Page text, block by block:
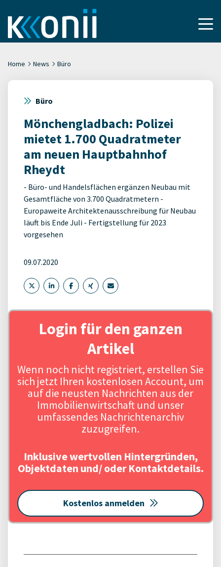
Home News Büro
Büro
Mönchengladbach: Polizei
mietet 1.700 Quadratmeter
am neuen Hauptbahnhof
Rheydt
- Büro- und Handelsflächen ergänzen Neubau mit
Gesamtfläche von 3.700 Quadratmetern -
Europaweite Architektenausschreibung für Neubau
läuft bis Ende Juli - Fertigstellung für 2023
vorgesehen
09.07.2020
Login für den ganzen
Artikel
Wenn noch nicht registriert, erstellen Sie
sich jetzt Ihren kostenlosen Account, um
auf die neusten Nachrichten aus der
Immobilienwirtschaft und unser
umfassendes Nachrichtenarchiv
zuzugreifen.
Inklusive wertvollen Hintergründen,
Objektdaten und/ oder Kontaktdetails.
Kostenlos anmelden